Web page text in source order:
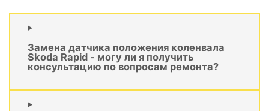
Замена датчика положения коленвала
Skoda Rapid - могу ли я получить
консультацию по вопросам ремонта?